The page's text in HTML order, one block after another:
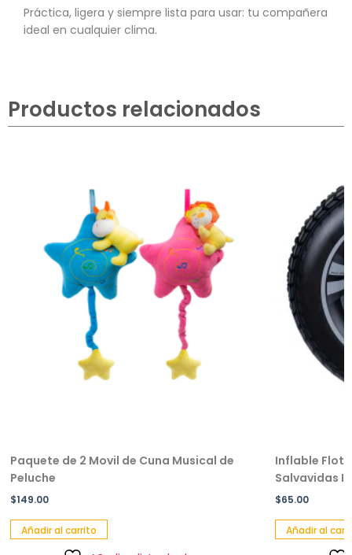
Práctica, ligera y siempre lista para usar: tu compañera
ideal en cualquier clima.
Productos relacionados
Paquete de 2 Movil de Cuna Musical de
Peluche
$149.00
Añadir al carrito
Inflable
Salvavidas
$65.00
Añadir al